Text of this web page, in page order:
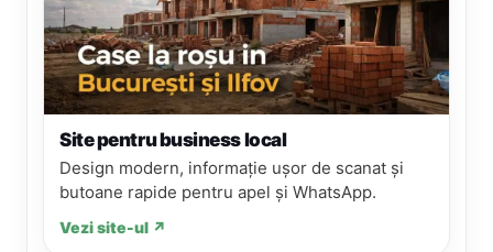
Site pentru business local
Design modern, informație ușor de scanat și
butoane rapide pentru apel și WhatsApp.
Vezi site-ul ↗